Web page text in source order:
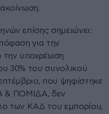
επίσης σημειώνει:
για την
την υποχρέωση
30% του συνολικού
που ψηφίστηκε
& ΠΟΜΙΔΑ, δεν
των ΚΑΔ του εμπορίου,